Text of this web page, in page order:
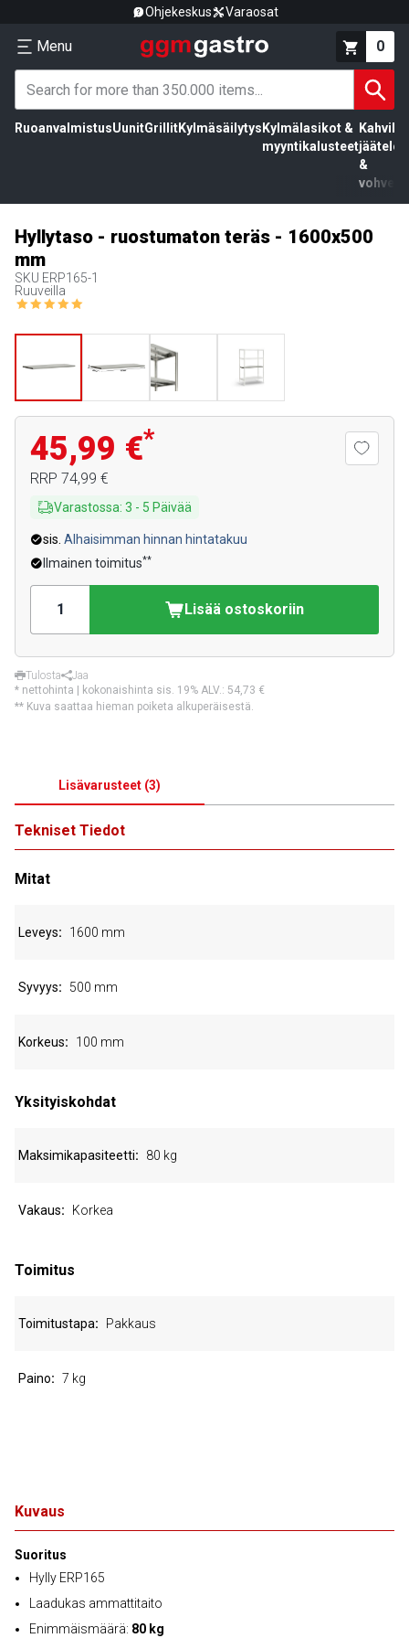
Ohjekeskus Varaosat
Menu 0
RuoanvalmistusUunitGrillitKylmäsäilytys Kylmälasikot &
myyntikalusteet
Kahvila,
jäätelö
&
vohvelit
Hyllytaso - ruostumaton teräs - 1600x500
mm
SKU ERP165-1
Ruuveilla
45,99 €*
RRP 74,99 €
Varastossa: 3 - 5 Päivää
sis. Alhaisimman hinnan hintatakuu
Ilmainen toimitus**
Lisää ostoskoriin
Tulosta
Jaa
* nettohinta | kokonaishinta sis. 19% ALV.: 54,73 €
** Kuva saattaa hieman poiketa alkuperäisestä.
Lisävarusteet (3)
Kuvaus
Suoritus
Hylly ERP165
Laadukas ammattitaito
Enimmäismäärä: 80 kg
Tekniset Tiedot
Mitat
Leveys 1600 mm
Syvyys 500 mm
Korkeus 100 mm
Yksityiskohdat
Maksimikapasiteetti 80 kg
Vakaus Korkea
Toimitus
Toimitustapa Pakkaus
Paino 7 kg